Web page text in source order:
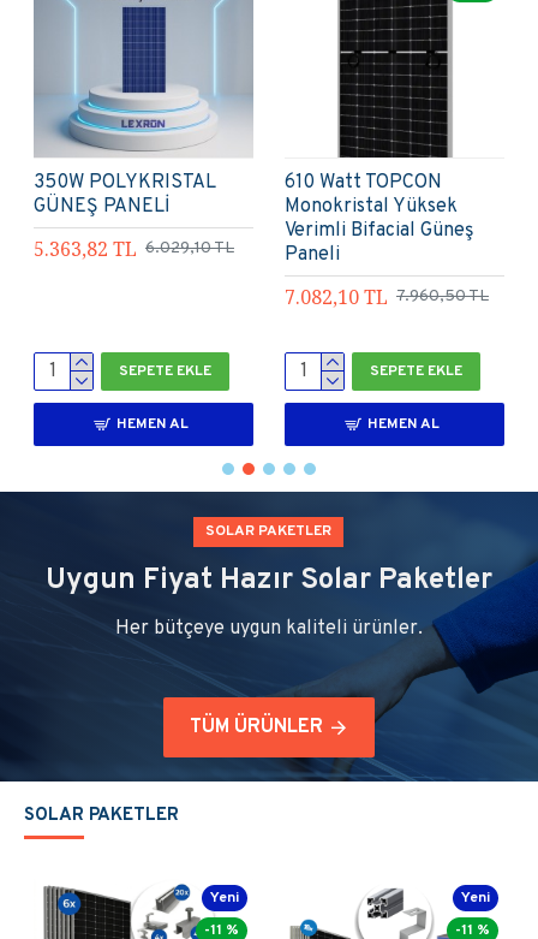
KALYON PV 555 Wp M10
Cam Cam Half Cut
Monokristal Güneş
Paneli A Kalite
SEPETE EKLE
HEMEN AL
TOPCON BIFACIAL 700W
HALF-CUT GÜNEŞ
PANELİ
10.727,64 TL
12.058,20 TL
SEPETE EKLE
HEMEN AL
SOLAR PAKETLER
Uygun Fiyat Hazır Solar Paketler
Her bütçeye uygun kaliteli ürünler.
TÜM ÜRÜNLER
SOLAR PAKETLER
-11 % -11 %